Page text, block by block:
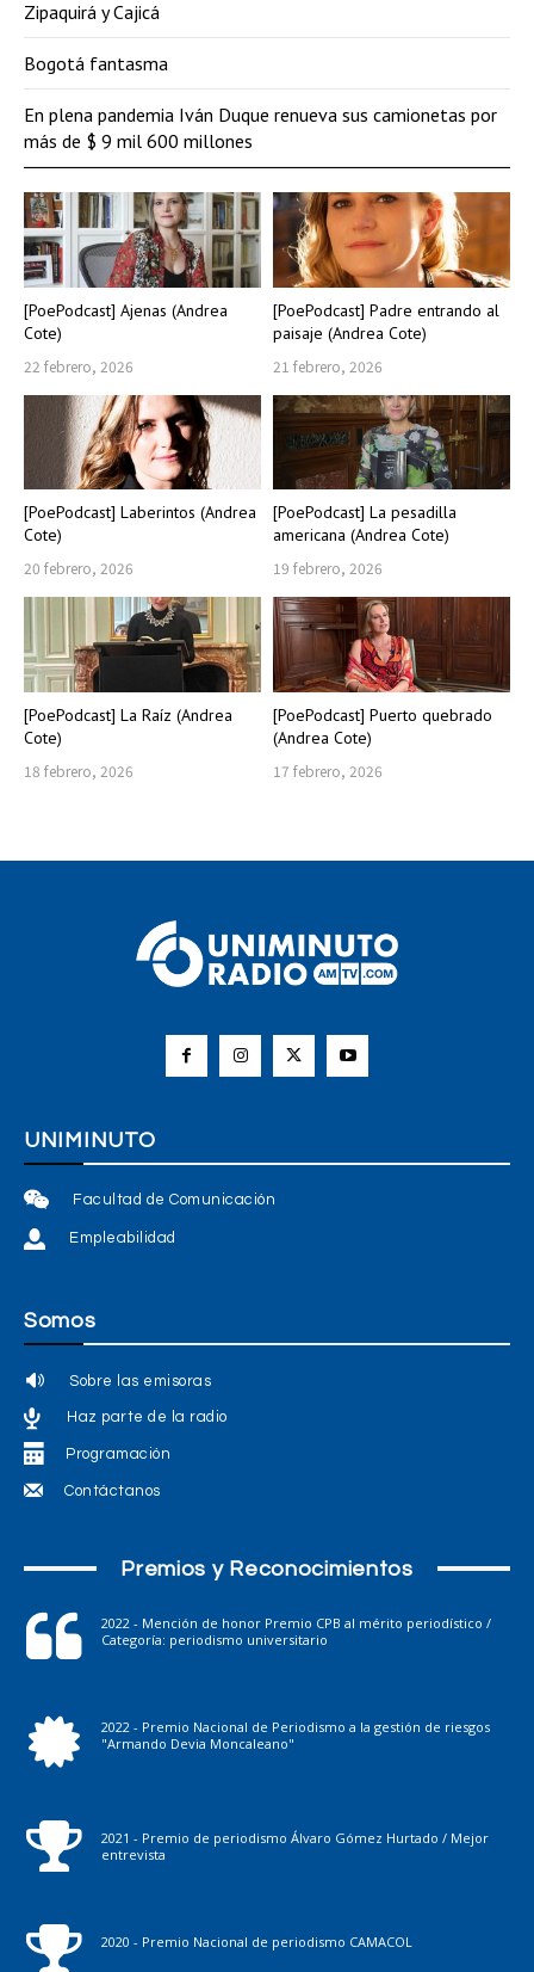
[PoePodcast] Ajenas (Andrea
Cote)
22 febrero, 2026
[PoePodcast] Padre entrando al
paisaje (Andrea Cote)
21 febrero, 2026
[PoePodcast] Laberintos (Andrea
Cote)
20 febrero, 2026
[PoePodcast] La pesadilla
americana (Andrea Cote)
19 febrero, 2026
[PoePodcast] La Raíz (Andrea
Cote)
18 febrero, 2026
[PoePodcast] Puerto quebrado
(Andrea Cote)
17 febrero, 2026
Zipaquirá y Cajicá
Bogotá fantasma
En plena pandemia Iván Duque renueva sus camionetas por
más de $ 9 mil 600 millones
UNIMINUTO
Facultad de Comunicación
Empleabilidad
Somos
Sobre las emisoras
Haz parte de la radio
Programación
Contáctanos
Premios y Reconocimientos
2022 - Mención de honor Premio CPB al mérito periodístico /
Categoría: periodismo universitario
2022 - Premio Nacional de Periodismo a la gestión de riesgos
"Armando Devia Moncaleano"
2021 - Premio de periodismo Álvaro Gómez Hurtado / Mejor
entrevista
2020 - Premio Nacional de periodismo CAMACOL